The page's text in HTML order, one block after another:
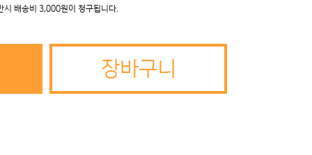
배송비 3,000원이 청구됩니다.
장바구니